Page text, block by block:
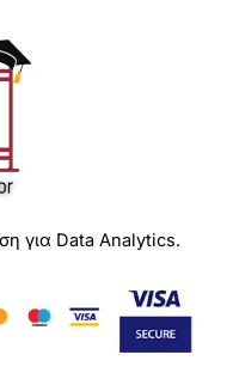
για Data Analytics.